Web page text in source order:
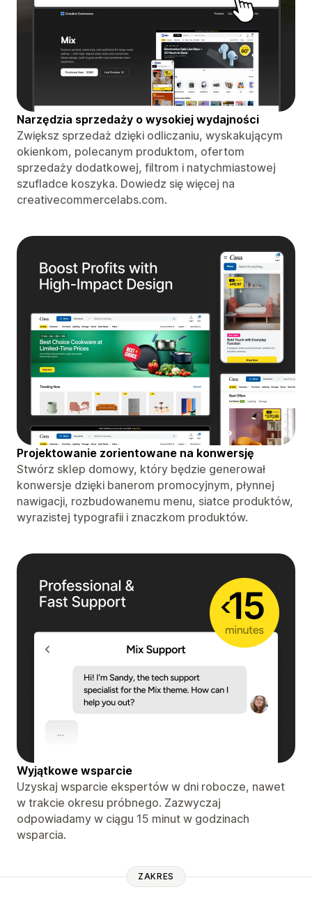
Narzędzia sprzedaży o wysokiej wydajności
Zwiększ sprzedaż dzięki odliczaniu, wyskakującym
okienkom, polecanym produktom, ofertom
sprzedaży dodatkowej, filtrom i natychmiastowej
szufladce koszyka. Dowiedz się więcej na
creativecommercelabs.com.
Projektowanie zorientowane na konwersję
Stwórz sklep domowy, który będzie generował
konwersje dzięki banerom promocyjnym, płynnej
nawigacji, rozbudowanemu menu, siatce produktów,
wyrazistej typografii i znaczkom produktów.
Wyjątkowe wsparcie
Uzyskaj wsparcie ekspertów w dni robocze, nawet
w trakcie okresu próbnego. Zazwyczaj
odpowiadamy w ciągu 15 minut w godzinach
wsparcia.
ZAKRES